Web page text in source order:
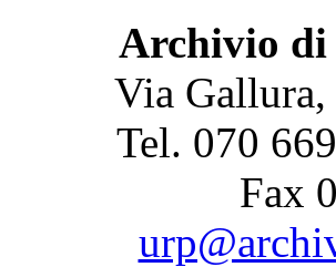
Archivio
Via
Tel. 070
Fax